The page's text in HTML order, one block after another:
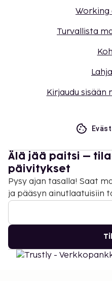
Working
Turvallista
Kirjaudu
Älä jää paitsi –
päivitykset
Pysy ajan tasalla! Saat
ja pääsyn ainutlaatuisiin